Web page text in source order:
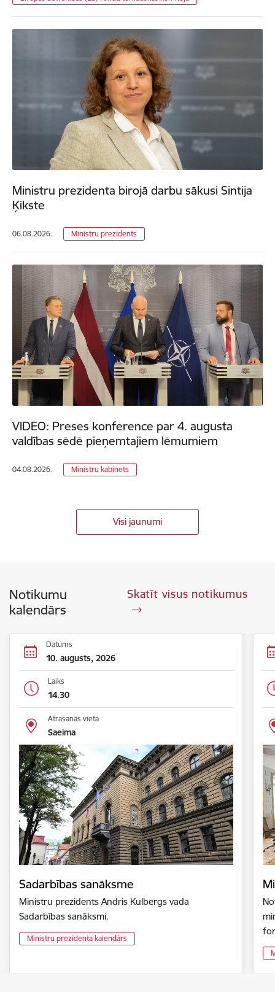
Ministru prezidenta birojā darbu sākusi Sintija
Ķikste
06.08.2026. Ministru prezidents
VIDEO: Preses konference par 4. augusta
valdības sēdē pieņemtajiem lēmumiem
04.08.2026. Ministru kabinets
Visi jaunumi
Notikumu
kalendārs
Skatīt visus notikumus
Datums
10. augusts, 2026
Laiks
14.30
Atrašanās vieta
Saeima
Sadarbības sanāksme
Ministru prezidents Andris Kulbergs vada
Sadarbības sanāksmi.
Ministru prezidenta kalendārs